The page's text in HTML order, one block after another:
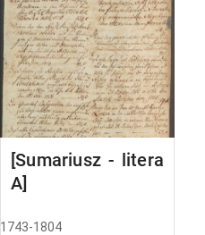
[Sumariusz - litera
A]
1743-1804